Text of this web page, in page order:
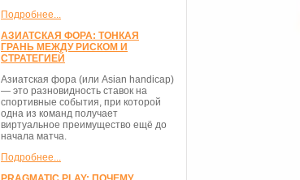
Подробнее...
АЗИАТСКАЯ ФОРА: ТОНКАЯ
ГРАНЬ МЕЖДУ РИСКОМ И
СТРАТЕГИЕЙ
Азиатская фора (или Asian handicap)
— это разновидность ставок на
спортивные события, при которой
одна из команд получает
виртуальное преимущество ещё до
начала матча.
Подробнее...